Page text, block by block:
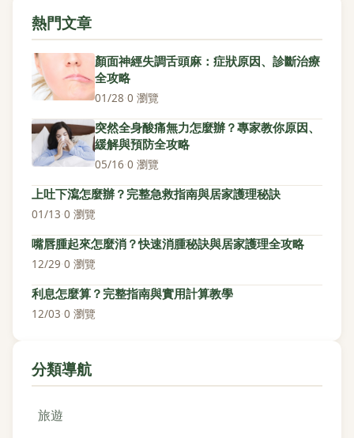
熱門文章
顏面神經失調舌頭麻：症狀原因、診斷治療
全攻略
01/28·0 瀏覽
突然全身酸痛無力怎麼辦？專家教你原因、
緩解與預防全攻略
05/16·0 瀏覽
上吐下瀉怎麼辦？完整急救指南與居家護理秘訣
01/13·0 瀏覽
嘴唇腫起來怎麼消？快速消腫秘訣與居家護理全攻略
12/29·0 瀏覽
利息怎麼算？完整指南與實用計算教學
12/03·0 瀏覽
分類導航
旅遊